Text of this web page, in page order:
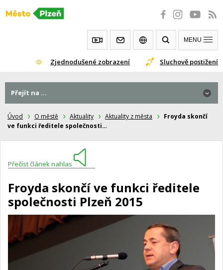
Přeskočit
Zjednodušené zobrazení Sluchově postižení
MENU
Úvod O městě Aktuality Aktuality z města
Froyda skončí
ve funkci ředitele společnosti…
Přečíst článek nahlas
Froyda skončí ve funkci ředitele
společnosti Plzeň 2015
Přejít na ...